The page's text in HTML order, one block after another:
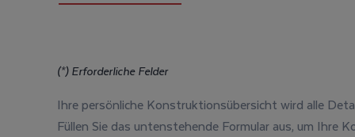
(*) Erforderliche Felder
Ihre persönliche Konstruktionsübersicht wird alle
Füllen Sie das untenstehende Formular aus, um Ihre